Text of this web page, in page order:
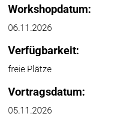
Workshopdatum:
06.11.2026
Verfügbarkeit:
freie Plätze
Vortragsdatum:
05.11.2026